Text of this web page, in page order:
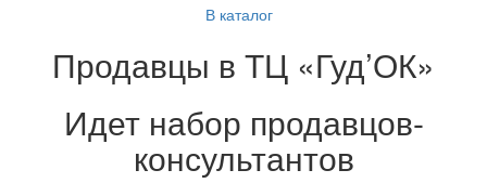
В каталог
Продавцы в ТЦ «Гуд’ОК»
Идет набор продавцов-
консультантов